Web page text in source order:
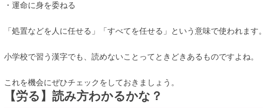
・運命に身を委ねる
「処置などを人に任せる」「すべてを任せる」という意味で使われます。
小学校で習う漢字でも、読めないことってときどきあるものですよね。
これを機会にぜひチェックをしておきましょう。
【労る】読み方わかるかな？